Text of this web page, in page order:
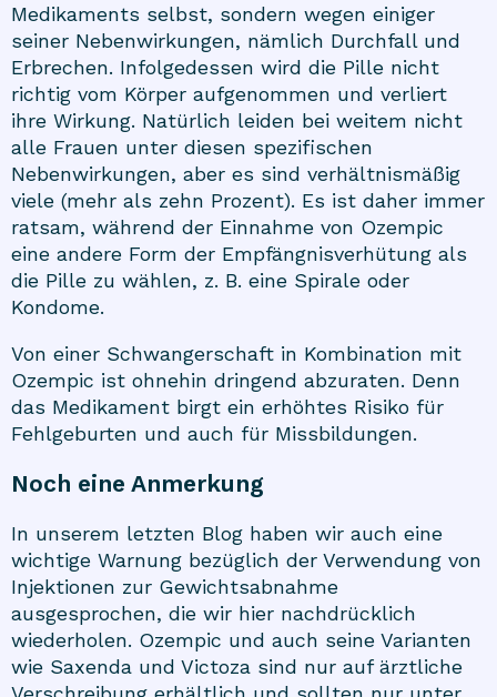
Medikaments selbst, sondern wegen einiger
seiner Nebenwirkungen, nämlich Durchfall und
Erbrechen. Infolgedessen wird die Pille nicht
richtig vom Körper aufgenommen und verliert
ihre Wirkung. Natürlich leiden bei weitem nicht
alle Frauen unter diesen spezifischen
Nebenwirkungen, aber es sind verhältnismäßig
viele (mehr als zehn Prozent). Es ist daher immer
ratsam, während der Einnahme von Ozempic
eine andere Form der Empfängnisverhütung als
die Pille zu wählen, z. B. eine Spirale oder
Kondome.
Von einer Schwangerschaft in Kombination mit
Ozempic ist ohnehin dringend abzuraten. Denn
das Medikament birgt ein erhöhtes Risiko für
Fehlgeburten und auch für Missbildungen.
Noch eine Anmerkung
In unserem letzten Blog haben wir auch eine
wichtige Warnung bezüglich der Verwendung von
Injektionen zur Gewichtsabnahme
ausgesprochen, die wir hier nachdrücklich
wiederholen. Ozempic und auch seine Varianten
wie Saxenda und Victoza sind nur auf ärztliche